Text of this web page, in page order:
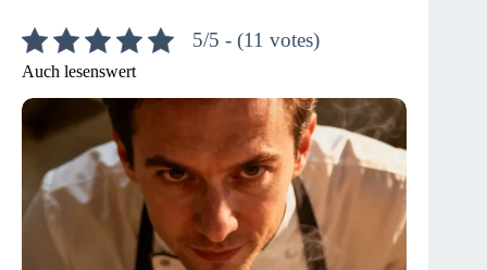
5/5 - (11 votes)
Auch lesenswert